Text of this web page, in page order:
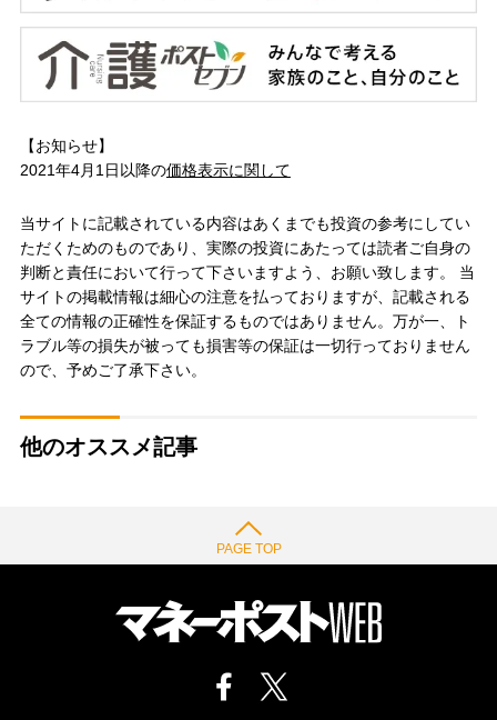
【お知らせ】
2021年4月1日以降の価格表示に関して
当サイトに記載されている内容はあくまでも投資の参考にしてい
ただくためのものであり、実際の投資にあたっては読者ご自身の
判断と責任において行って下さいますよう、お願い致します。 当
サイトの掲載情報は細心の注意を払っておりますが、記載される
全ての情報の正確性を保証するものではありません。万が一、ト
ラブル等の損失が被っても損害等の保証は一切行っておりません
ので、予めご了承下さい。
他のオススメ記事
PAGE TOP